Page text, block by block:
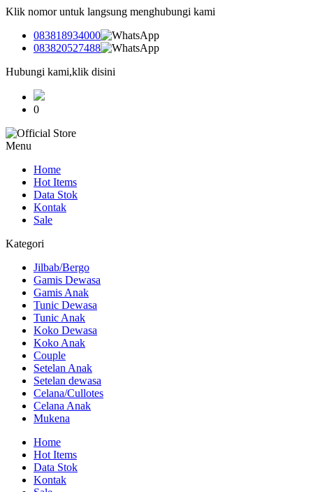
Klik nomor untuk langsung menghubungi kami
083818934000
083820527488
Hubungi kami,klik disini
0
Menu
Home
Hot Items
Data Stok
Kontak
Sale
Kategori
Jilbab/Bergo
Gamis Dewasa
Gamis Anak
Tunic Dewasa
Tunic Anak
Koko Dewasa
Koko Anak
Couple
Setelan Anak
Setelan dewasa
Celana/Cullotes
Celana Anak
Mukena
Home
Hot Items
Data Stok
Kontak